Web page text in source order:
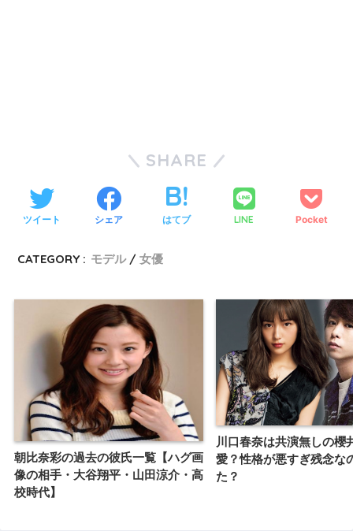
SHARE
ツイート シェア はてブ LINE Pocket
CATEGORY : モデル 女優
朝比奈彩の過去の彼氏一覧【ハグ画
像の相手・大谷翔平・山田涼介・高
校時代】
川口春奈は共演無しの櫻
愛？性格が悪すぎ残念な
た？